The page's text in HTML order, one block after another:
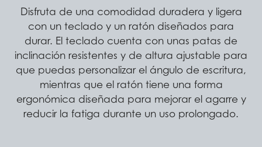
Disfruta de una comodidad duradera y ligera
con un teclado y un ratón diseñados para
durar. El teclado cuenta con unas patas de
inclinación resistentes y de altura ajustable para
que puedas personalizar el ángulo de escritura,
mientras que el ratón tiene una forma
ergonómica diseñada para mejorar el agarre y
reducir la fatiga durante un uso prolongado.